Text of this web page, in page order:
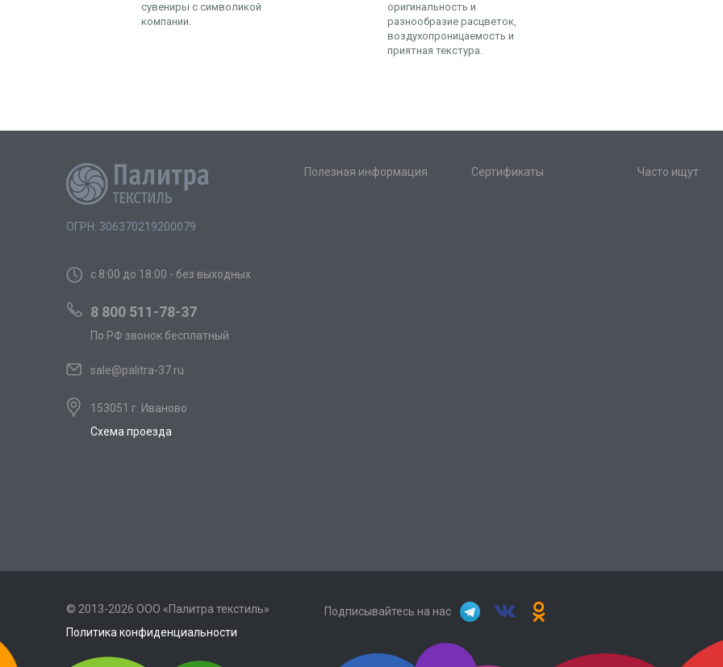
сувениры с символикой
компании.
оригинальность и
разнообразие расцветок,
воздухопроницаемость и
приятная текстура.
ОГРН: 306370219200079
с 8:00 до 18:00 - без выходных
8 800 511-78-37
По РФ звонок бесплатный
sale@palitra-37.ru
153051 г. Иваново
Схема проезда
Полезная информация Сертификаты Часто ищут
© 2013-2026 ООО «Палитра текстиль»
Политика конфиденциальности
Подписывайтесь на нас